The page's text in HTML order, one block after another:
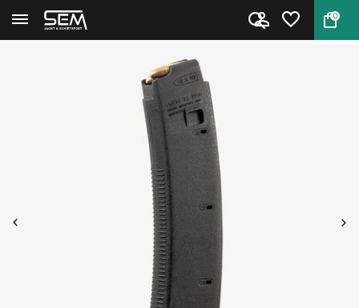
0
Terug Home PMAG 35 EV9 - CZ Scorpion EVO ...